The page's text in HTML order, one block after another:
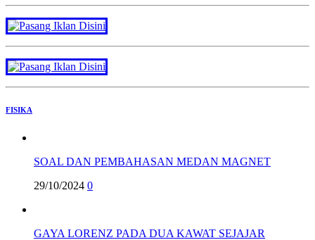
FISIKA
SOAL DAN PEMBAHASAN MEDAN MAGNET
29/10/2024 0
GAYA LORENZ PADA DUA KAWAT SEJAJAR